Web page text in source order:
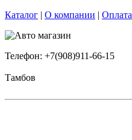
Каталог | О компании | Оплата
Телефон: +7(908)911-66-15
Тамбов